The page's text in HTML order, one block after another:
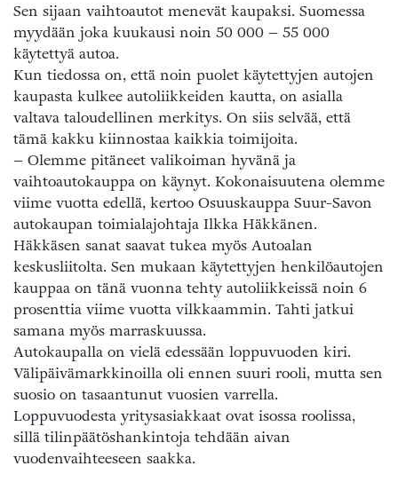
Sen sijaan vaihtoautot menevät kaupaksi. Suomessa
myydään joka kuukausi noin 50 000 – 55 000
käytettyä autoa.
Kun tiedossa on, että noin puolet käytettyjen autojen
kaupasta kulkee autoliikkeiden kautta, on asialla
valtava taloudellinen merkitys. On siis selvää, että
tämä kakku kiinnostaa kaikkia toimijoita.
– Olemme pitäneet valikoiman hyvänä ja
vaihtoautokauppa on käynyt. Kokonaisuutena olemme
viime vuotta edellä, kertoo Osuuskauppa Suur-Savon
autokaupan toimialajohtaja Ilkka Häkkänen.
Häkkäsen sanat saavat tukea myös Autoalan
keskusliitolta. Sen mukaan käytettyjen henkilöautojen
kauppaa on tänä vuonna tehty autoliikkeissä noin 6
prosenttia viime vuotta vilkkaammin. Tahti jatkui
samana myös marraskuussa.
Autokaupalla on vielä edessään loppuvuoden kiri.
Välipäivämarkkinoilla oli ennen suuri rooli, mutta sen
suosio on tasaantunut vuosien varrella.
Loppuvuodesta yritysasiakkaat ovat isossa roolissa,
sillä tilinpäätöshankintoja tehdään aivan
vuodenvaihteeseen saakka.